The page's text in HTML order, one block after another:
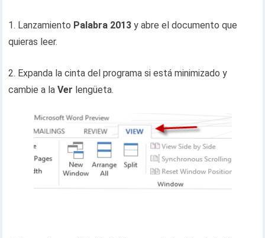
1. Lanzamiento Palabra 2013 y abre el documento que
quieras leer.
2. Expanda la cinta del programa si está minimizado y
cambie a laVer lengüeta.